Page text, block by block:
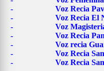
- Voz Recia
- Voz Recia El
- Voz
- Voz Recia
- Voz recia
- Voz Recia San
- Voz Recia San